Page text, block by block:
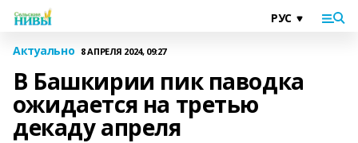
Актуально 8 АПРЕЛЯ 2024, 09:27
В Башкирии пик паводка
ожидается на третью
декаду апреля